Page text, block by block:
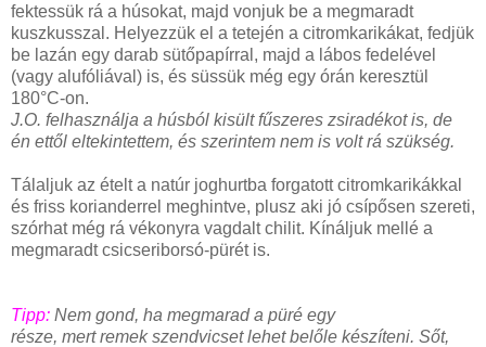
fektessük rá a húsokat, majd vonjuk be a megmaradt
kuszkusszal. Helyezzük el a tetején a citromkarikákat, fedjük
be lazán egy darab sütőpapírral, majd a lábos fedelével
(vagy alufóliával) is, és süssük még egy órán keresztül
180°C-on.
J.O. felhasználja a húsból kisült fűszeres zsiradékot is, de
én ettől eltekintettem, és szerintem nem is volt rá szükség.
Tálaljuk az ételt a natúr joghurtba forgatott citromkarikákkal
és friss korianderrel meghintve, plusz aki jó csípősen szereti,
szórhat még rá vékonyra vagdalt chilit. Kínáljuk mellé a
megmaradt csicseriborsó-pürét is.
Tipp: Nem gond, ha megmarad a püré egy
része, mert remek szendvicset lehet belőle készíteni. Sőt,